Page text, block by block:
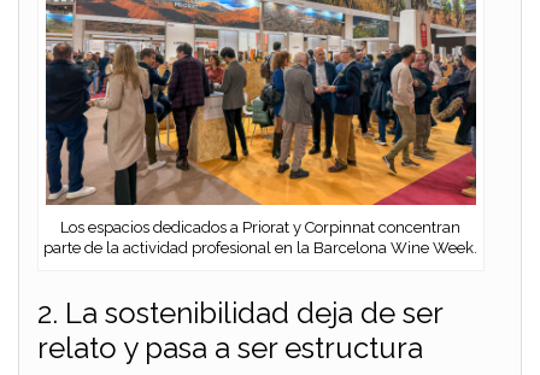
Los espacios dedicados a Priorat y Corpinnat concentran
parte de la actividad profesional en la Barcelona Wine Week.
2. La sostenibilidad deja de ser
relato y pasa a ser estructura